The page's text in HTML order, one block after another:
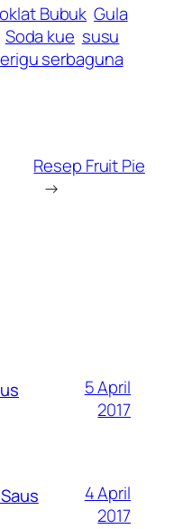
Bubuk Gula
Soda kue susu
serbaguna
Resep Fruit Pie
→
5 April
2017
4 April
2017